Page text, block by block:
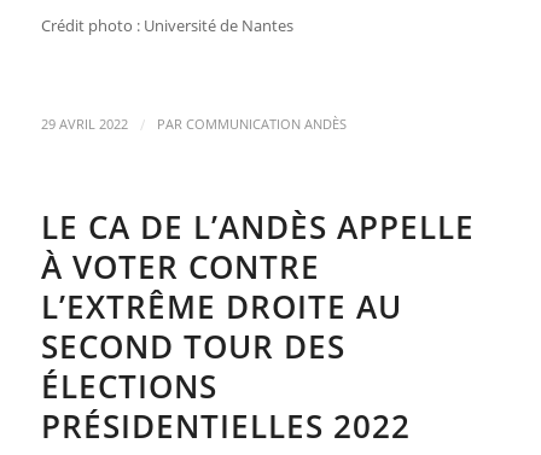
Crédit photo : Université de Nantes
29 AVRIL 2022 / PAR COMMUNICATION ANDÈS
LE CA DE L’ANDÈS APPELLE
À VOTER CONTRE
L’EXTRÊME DROITE AU
SECOND TOUR DES
ÉLECTIONS
PRÉSIDENTIELLES 2022